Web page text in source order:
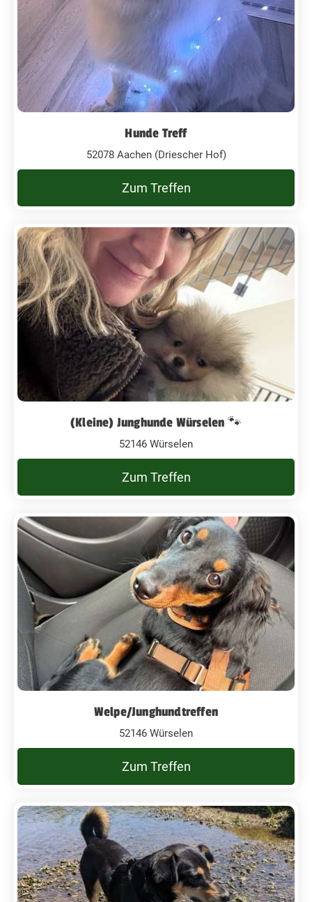
Hunde Treff
52078 Aachen (Driescher Hof)
Zum Treffen
(Kleine) Junghunde Würselen 🐾
52146 Würselen
Zum Treffen
Welpe/Junghundtreffen
52146 Würselen
Zum Treffen